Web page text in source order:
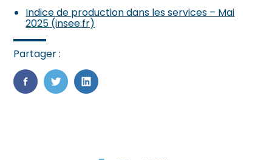
Indice de production dans les services – Mai
2025 (insee.fr)
Partager :
FaceBook
TwitterLinkedIn